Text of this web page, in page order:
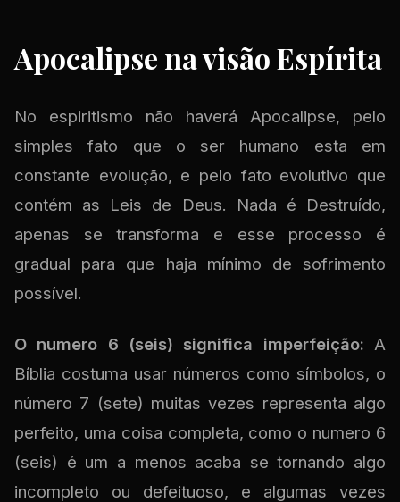
Apocalipse na visão Espírita
No espiritismo não haverá Apocalipse, pelo
simples fato que o ser humano esta em
constante evolução, e pelo fato evolutivo que
contém as Leis de Deus. Nada é Destruído,
apenas se transforma e esse processo é
gradual para que haja mínimo de sofrimento
possível.
O numero 6 (seis) significa imperfeição: A
Bíblia costuma usar números como símbolos, o
número 7 (sete) muitas vezes representa algo
perfeito, uma coisa completa, como o numero 6
(seis) é um a menos acaba se tornando algo
incompleto ou defeituoso, e algumas vezes